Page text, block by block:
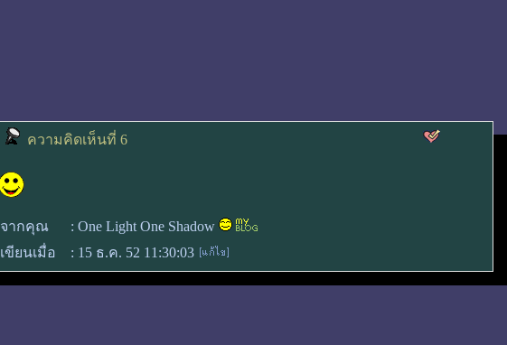
ความคิดเห็นที่ 6
จากคุณ : One Light One Shadow
เขียนเมื่อ
: 15 ธ.ค. 52 11:30:03